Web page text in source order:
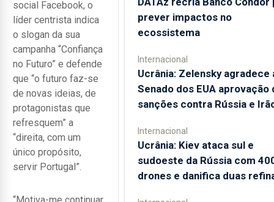
social Facebook, o
líder centrista indica
o slogan da sua
campanha “Confiança
no Futuro” e defende
que “o futuro faz-se
de novas ideias, de
protagonistas que
refresquem” a
“direita, com um
único propósito,
servir Portugal”.
prever impactos no
ecossistema
Internacional
Ucrânia: Zelensky agradece
Senado dos EUA aprovação
sanções contra Rússia e
Internacional
Ucrânia: Kiev ataca sul e
sudoeste da Rússia com
drones e danifica duas